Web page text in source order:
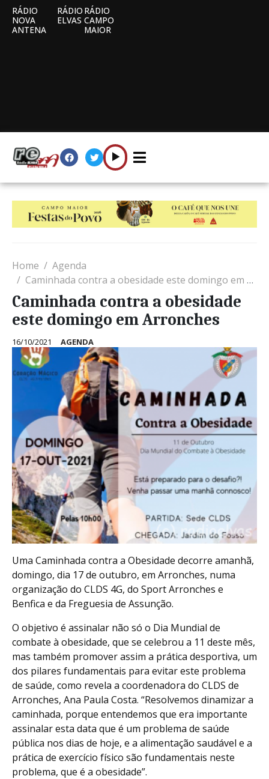
RÁDIO
NOVA
ANTENA
RÁDIO
ELVAS
RÁDIO
CAMPO
MAIOR
Home
Agenda
Caminhada contra a obesidade este domingo em Arronches
Caminhada contra a obesidade
este domingo em Arronches
16/10/2021 AGENDA
Uma Caminhada contra a Obesidade decorre amanhã,
domingo, dia 17 de outubro, em Arronches, numa
organização do CLDS 4G, do Sport Arronches e
Benfica e da Freguesia de Assunção.
O objetivo é assinalar não só o Dia Mundial de
combate à obesidade, que se celebrou a 11 deste mês,
mas também promover assim a prática desportiva, um
dos pilares fundamentais para evitar este problema
de saúde, como revela a coordenadora do CLDS de
Arronches, Ana Paula Costa. “Resolvemos dinamizar a
caminhada, porque entendemos que era importante
assinalar esta data que é um problema de saúde
pública nos dias de hoje, e a alimentação saudável e a
prática de exercício físico são fundamentais neste
problema, que é a obesidade”.